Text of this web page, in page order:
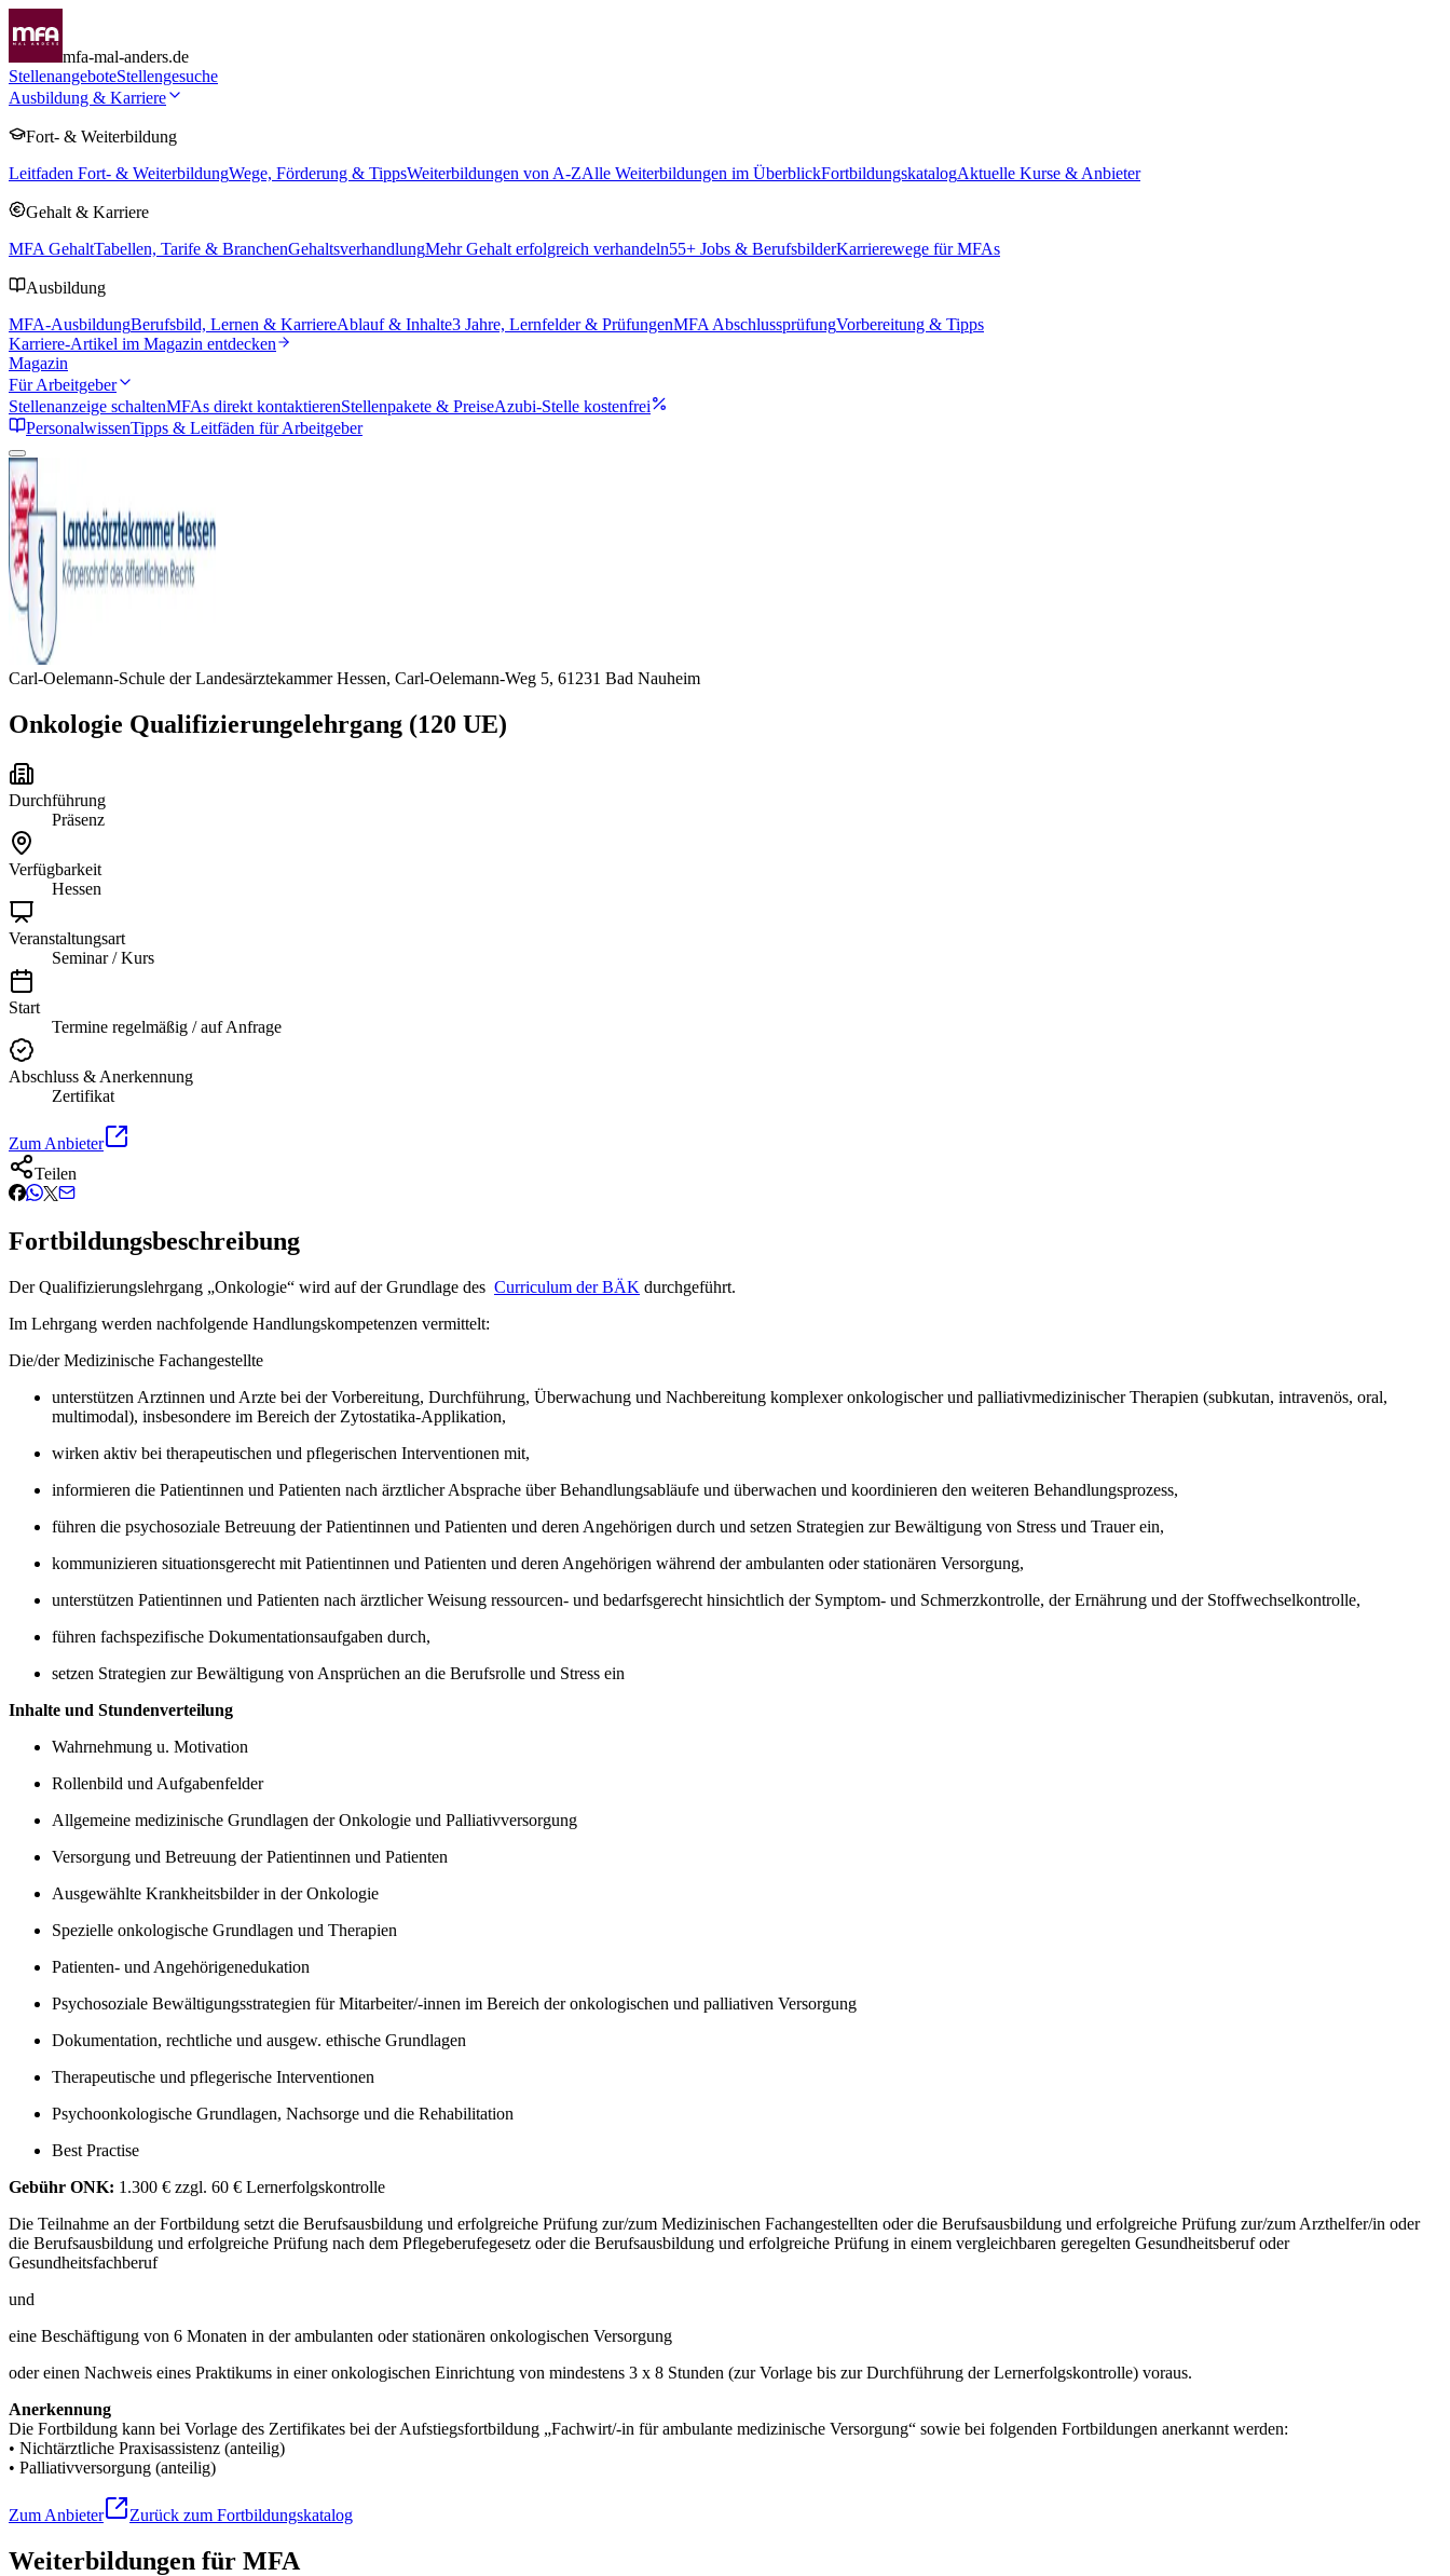
mfa-mal-anders.de
StellenangeboteStellengesuche
Ausbildung & Karriere
Fort- & Weiterbildung
Leitfaden Fort- & WeiterbildungWege, Förderung & TippsWeiterbildungen von A-ZAlle Weiterbildungen im ÜberblickFortbildungskatalogAktuelle Kurse & Anbieter
Gehalt & Karriere
MFA GehaltTabellen, Tarife & BranchenGehaltsverhandlungMehr Gehalt erfolgreich verhandeln55+ Jobs & BerufsbilderKarrierewege für MFAs
Ausbildung
MFA-AusbildungBerufsbild, Lernen & KarriereAblauf & Inhalte3 Jahre, Lernfelder & PrüfungenMFA AbschlussprüfungVorbereitung & Tipps
Karriere-Artikel im Magazin entdecken
Magazin
Für Arbeitgeber
Stellenanzeige schaltenMFAs direkt kontaktierenStellenpakete & PreiseAzubi-Stelle kostenfrei
PersonalwissenTipps & Leitfäden für Arbeitgeber
Carl-Oelemann-Schule der Landesärztekammer Hessen, Carl-Oelemann-Weg 5, 61231 Bad Nauheim
Onkologie Qualifizierungelehrgang (120 UE)
Durchführung
Präsenz
Verfügbarkeit
Hessen
Veranstaltungsart
Seminar / Kurs
Start
Termine regelmäßig / auf Anfrage
Abschluss & Anerkennung
Zertifikat
Zum Anbieter
Teilen
Fortbildungsbeschreibung
Der Qualifizierungslehrgang „Onkologie“ wird auf der Grundlage des Curriculum der BÄK durchgeführt.
Im Lehrgang werden nachfolgende Handlungskompetenzen vermittelt:
Die/der Medizinische Fachangestellte
unterstützen Arztinnen und Arzte bei der Vorbereitung, Durchführung, Überwachung und Nachbereitung komplexer onkologischer und palliativmedizinischer Therapien (subkutan, intravenös, oral,
multimodal), insbesondere im Bereich der Zytostatika-Applikation,
wirken aktiv bei therapeutischen und pflegerischen Interventionen mit,
informieren die Patientinnen und Patienten nach ärztlicher Absprache über Behandlungsabläufe und überwachen und koordinieren den weiteren Behandlungsprozess,
führen die psychosoziale Betreuung der Patientinnen und Patienten und deren Angehörigen durch und setzen Strategien zur Bewältigung von Stress und Trauer ein,
kommunizieren situationsgerecht mit Patientinnen und Patienten und deren Angehörigen während der ambulanten oder stationären Versorgung,
unterstützen Patientinnen und Patienten nach ärztlicher Weisung ressourcen- und bedarfsgerecht hinsichtlich der Symptom- und Schmerzkontrolle, der Ernährung und der Stoffwechselkontrolle,
führen fachspezifische Dokumentationsaufgaben durch,
setzen Strategien zur Bewältigung von Ansprüchen an die Berufsrolle und Stress ein
Inhalte und Stundenverteilung
Wahrnehmung u. Motivation
Rollenbild und Aufgabenfelder
Allgemeine medizinische Grundlagen der Onkologie und Palliativversorgung
Versorgung und Betreuung der Patientinnen und Patienten
Ausgewählte Krankheitsbilder in der Onkologie
Spezielle onkologische Grundlagen und Therapien
Patienten- und Angehörigenedukation
Psychosoziale Bewältigungsstrategien für Mitarbeiter/-innen im Bereich der onkologischen und palliativen Versorgung
Dokumentation, rechtliche und ausgew. ethische Grundlagen
Therapeutische und pflegerische Interventionen
Psychoonkologische Grundlagen, Nachsorge und die Rehabilitation
Best Practise
Gebühr ONK: 1.300 € zzgl. 60 € Lernerfolgskontrolle
Die Teilnahme an der Fortbildung setzt die Berufsausbildung und erfolgreiche Prüfung zur/zum Medizinischen Fachangestellten oder die Berufsausbildung und erfolgreiche Prüfung zur/zum Arzthelfer/in oder
die Berufsausbildung und erfolgreiche Prüfung nach dem Pflegeberufegesetz oder die Berufsausbildung und erfolgreiche Prüfung in einem vergleichbaren geregelten Gesundheitsberuf oder
Gesundheitsfachberuf
und
eine Beschäftigung von 6 Monaten in der ambulanten oder stationären onkologischen Versorgung
oder einen Nachweis eines Praktikums in einer onkologischen Einrichtung von mindestens 3 x 8 Stunden (zur Vorlage bis zur Durchführung der Lernerfolgskontrolle) voraus.
Anerkennung
Die Fortbildung kann bei Vorlage des Zertifikates bei der Aufstiegsfortbildung „Fachwirt/-in für ambulante medizinische Versorgung“ sowie bei folgenden Fortbildungen anerkannt werden:
• Nichtärztliche Praxisassistenz (anteilig)
• Palliativversorgung (anteilig)
Zum Anbieter Zurück zum Fortbildungskatalog
Weiterbildungen für MFA